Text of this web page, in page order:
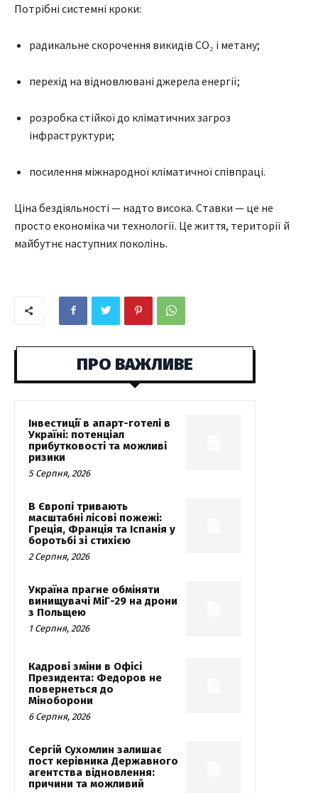
Потрібні системні кроки:
радикальне скорочення викидів CO₂ і метану;
перехід на відновлювані джерела енергії;
розробка стійкої до кліматичних загроз
інфраструктури;
посилення міжнародної кліматичної співпраці.
Ціна бездіяльності — надто висока. Ставки — це не
просто економіка чи технології. Це життя, території й
майбутнє наступних поколінь.
ПРО ВАЖЛИВЕ
Інвестиції в апарт-готелі в
Україні: потенціал
прибутковості та можливі
ризики
5 Серпня, 2026
В Європі тривають
масштабні лісові пожежі:
Греція, Франція та Іспанія у
боротьбі зі стихією
2 Серпня, 2026
Україна прагне обміняти
винищувачі МіГ-29 на дрони
з Польщею
1 Серпня, 2026
Кадрові зміни в Офісі
Президента: Федоров не
повернеться до
Міноборони
6 Серпня, 2026
Сергій Сухомлин залишає
пост керівника Державного
агентства відновлення:
причини та можливий